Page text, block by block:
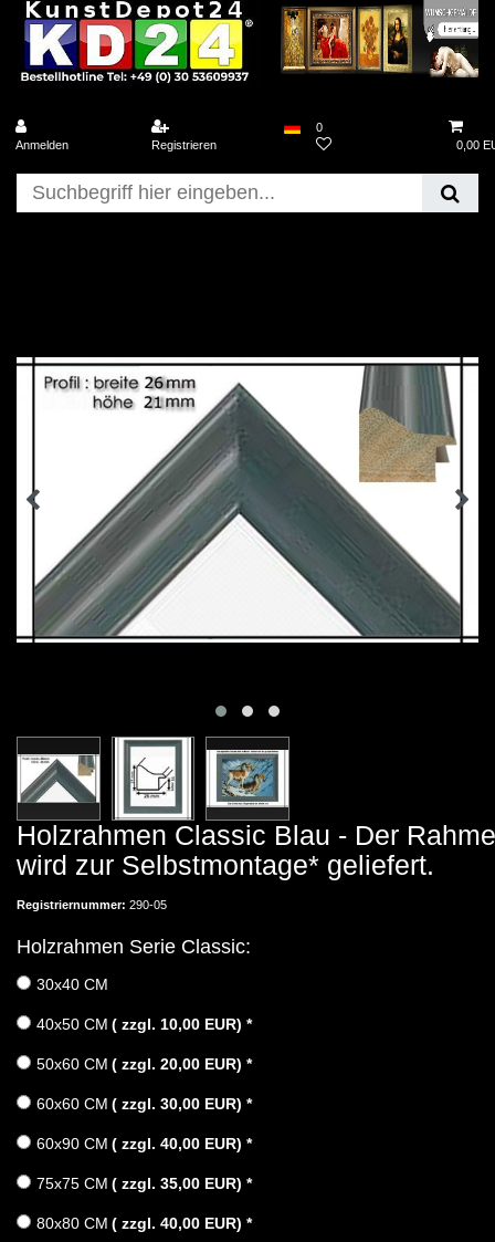
Anmelden Registrieren
0
0,00
Holzrahmen Classic Blau - Der
wird zur Selbstmontage* geliefert.
Registriernummer: 290-05
Holzrahmen Serie Classic:
30x40 CM
40x50 CM ( zzgl. 10,00 EUR) *
50x60 CM ( zzgl. 20,00 EUR) *
60x60 CM ( zzgl. 30,00 EUR) *
60x90 CM ( zzgl. 40,00 EUR) *
75x75 CM ( zzgl. 35,00 EUR) *
80x80 CM ( zzgl. 40,00 EUR) *